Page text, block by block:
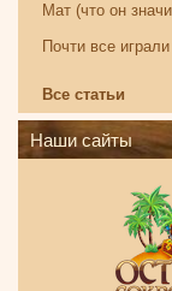
Мат (что он
Почти все
Все статьи
Наши сайты